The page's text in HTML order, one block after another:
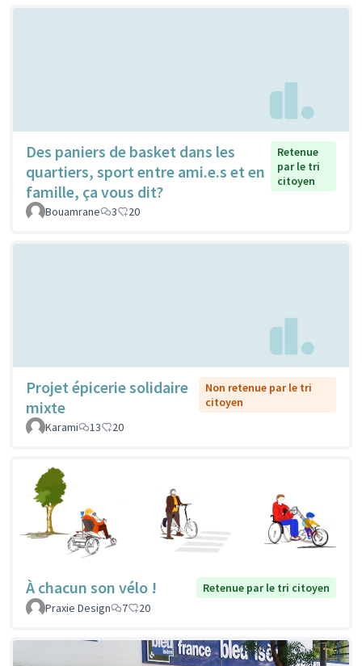
Des paniers de basket dans les
quartiers, sport entre ami.e.s et en
famille, ça vous dit?
Retenue
par le tri
citoyen
Bouamrane 3 20
Projet épicerie solidaire
mixte
Non retenue par le tri
citoyen
Karami
13 20
À chacun son vélo !
Retenue par le tri citoyen
Praxie Design
7 20